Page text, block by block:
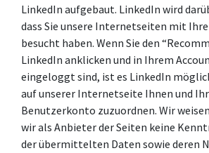
LinkedIn aufgebaut. LinkedIn wird
dass Sie unsere Internetseiten mit
besucht haben. Wenn Sie den
LinkedIn anklicken und in Ihrem
eingeloggt sind, ist es LinkedIn
auf unserer Internetseite Ihnen und
Benutzerkonto zuzuordnen. Wir
wir als Anbieter der Seiten keine
der übermittelten Daten sowie deren